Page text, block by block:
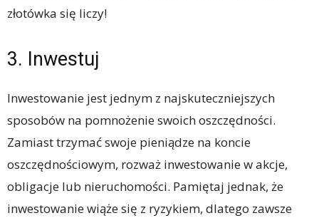
złotówka się liczy!
3. Inwestuj
Inwestowanie jest jednym z najskuteczniejszych
sposobów na pomnożenie swoich oszczędności.
Zamiast trzymać swoje pieniądze na koncie
oszczędnościowym, rozważ inwestowanie w akcje,
obligacje lub nieruchomości. Pamiętaj jednak, że
inwestowanie wiąże się z ryzykiem, dlatego zawsze